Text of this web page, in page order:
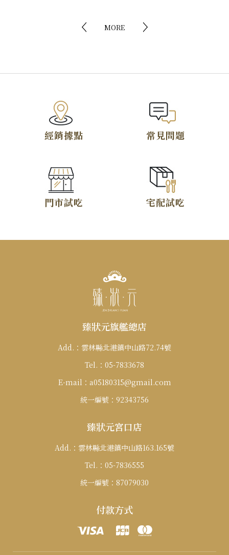
MORE
經銷據點 常見問題
門市試吃 宅配試吃
臻狀元旗艦總店
Add.： 雲林縣北港鎮中山路72.74號
Tel.： 05-7833678
E-mail： a05180315@gmail.com
統一編號： 92343756
臻狀元宮口店
Add.： 雲林縣北港鎮中山路163.165號
Tel.： 05-7836555
統一編號： 87079030
付款方式
僅必需的 同意